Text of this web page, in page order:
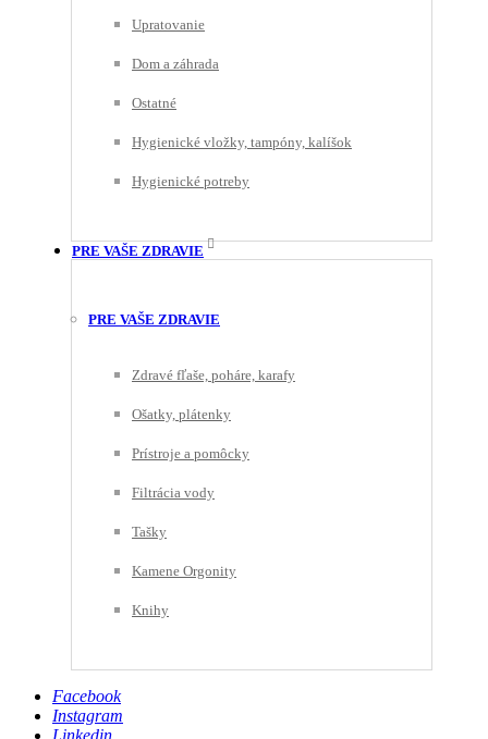
Upratovanie
Dom a záhrada
Ostatné
Hygienické vložky, tampóny, kalíšok
Hygienické potreby
PRE VAŠE ZDRAVIE
PRE VAŠE ZDRAVIE
Zdravé fľaše, poháre, karafy
Ošatky, plátenky
Prístroje a pomôcky
Filtrácia vody
Tašky
Kamene Orgonity
Knihy
Facebook
Instagram
Linkedin